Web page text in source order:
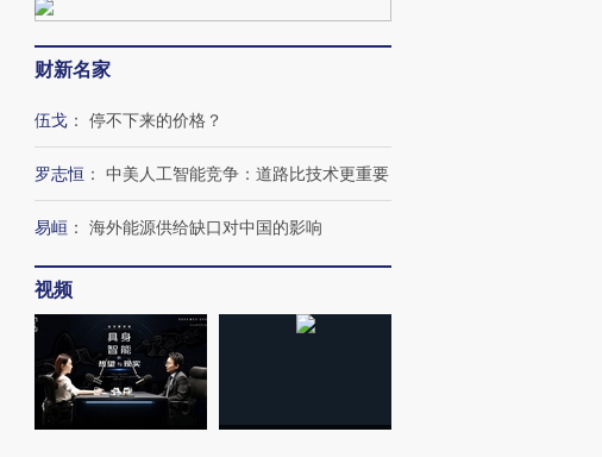
财新名家
伍戈 ： 停不下来的价格？
罗志恒 ： 中美人工智能竞争：道路比技术更重要
易峘 ： 海外能源供给缺口对中国的影响
视频